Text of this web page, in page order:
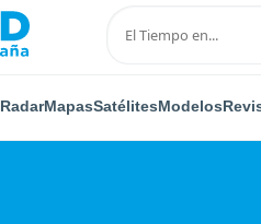
RadarMapasSatélitesModelos